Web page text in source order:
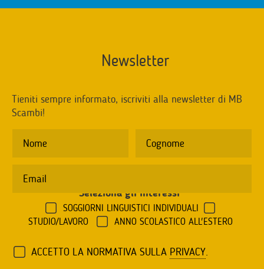
Newsletter
Tieniti sempre informato, iscriviti alla newsletter di MB
Scambi!
Seleziona gli interessi
SOGGIORNI LINGUISTICI INDIVIDUALI
STUDIO/LAVORO
ANNO SCOLASTICO ALL'ESTERO
ACCETTO LA NORMATIVA SULLA PRIVACY.